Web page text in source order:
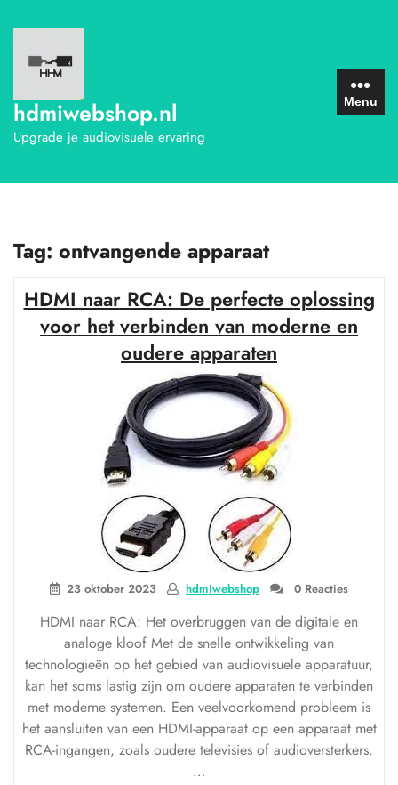
naar
inhoud
hdmiwebshop.nl
Upgrade je audiovisuele ervaring
Menu
Tag: ontvangende apparaat
HDMI naar RCA: De perfecte oplossing
voor het verbinden van moderne en
oudere apparaten
23 oktober 2023 hdmiwebshop 0 Reacties
HDMI naar RCA: Het overbruggen van de digitale en
analoge kloof Met de snelle ontwikkeling van
technologieën op het gebied van audiovisuele apparatuur,
kan het soms lastig zijn om oudere apparaten te verbinden
met moderne systemen. Een veelvoorkomend probleem is
het aansluiten van een HDMI-apparaat op een apparaat met
RCA-ingangen, zoals oudere televisies of audioversterkers.
…